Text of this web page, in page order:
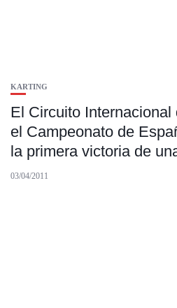
KARTING
El Circuito Internacional
el Campeonato de
la primera victoria de
03/04/2011